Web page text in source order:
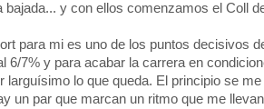
bajada... y con ellos comenzamos el Coll
para mi es uno de los puntos decisivos
6/7% y para acabar la carrera en
larguísimo lo que queda. El principio se
un par que marcan un ritmo que me